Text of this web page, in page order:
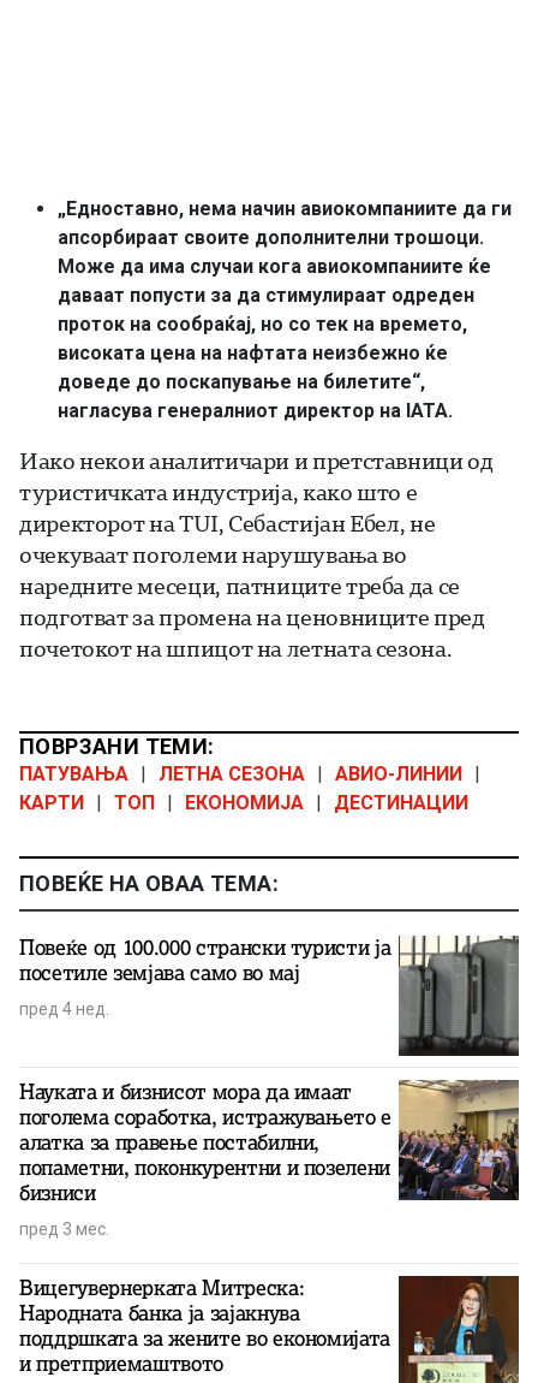
„Едноставно, нема начин авиокомпаниите да ги
апсорбираат своите дополнителни трошоци.
Може да има случаи кога авиокомпаниите ќе
даваат попусти за да стимулираат одреден
проток на сообраќај, но со тек на времето,
високата цена на нафтата неизбежно ќе
доведе до поскапување на билетите“,
нагласува генералниот директор на IATA.
Иако некои аналитичари и претставници од
туристичката индустрија, како што е
директорот на TUI, Себастијан Ебел, не
очекуваат поголеми нарушувања во
наредните месеци, патниците треба да се
подготват за промена на ценовниците пред
почетокот на шпицот на летната сезона.
ПОВРЗАНИ ТЕМИ:
ПАТУВАЊА | ЛЕТНА СЕЗОНА | АВИО-ЛИНИИ |
КАРТИ | ТОП | ЕКОНОМИЈА | ДЕСТИНАЦИИ
ПОВЕЌЕ НА ОВАА ТЕМА:
Повеќе од 100.000 странски туристи ја
посетиле земјава само во мај
пред 4 нед.
Науката и бизнисот мора да имаат
поголема соработка, истражувањето е
алатка за правење постабилни,
попаметни, поконкурентни и позелени
бизниси
пред 3 мес.
Вицегувернерката Митреска:
Народната банка ја зајакнува
поддршката за жените во економијата
и претприемаштвото